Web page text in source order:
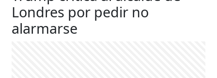
Londres por pedir no
alarmarse